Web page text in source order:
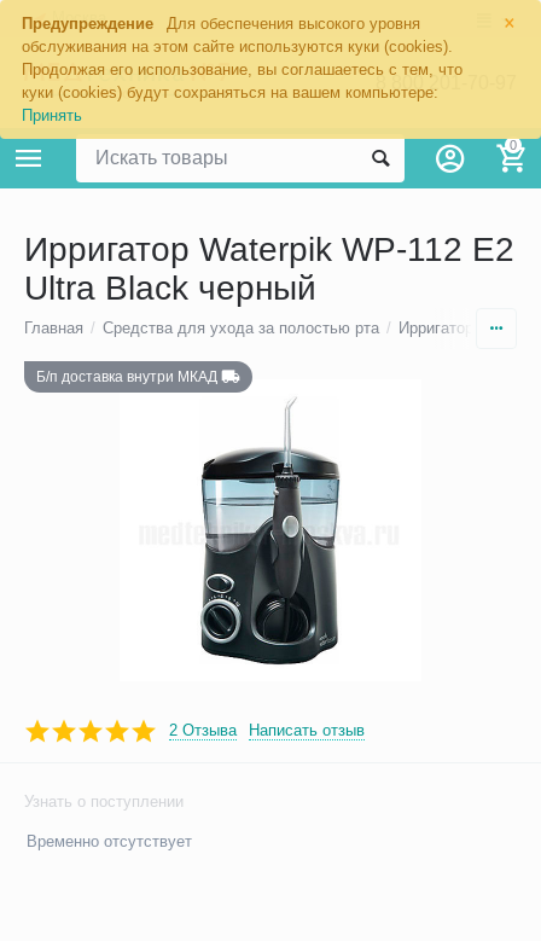
×
Предупреждение
Для обеспечения высокого уровня
обслуживания на этом сайте используются куки (cookies).
Продолжая его использование, вы соглашаетесь с тем, что
куки (cookies) будут сохраняться на вашем компьютере:
Принять
Москва
8 800 201-70-97
0
Ирригатор Waterpik WP-112 E2
Ultra Black черный
Главная / Средства для ухода за полостью рта / Ирригаторы
Б/п доставка внутри МКАД
2 Отзыва Написать отзыв
Узнать о поступлении
Временно отсутствует